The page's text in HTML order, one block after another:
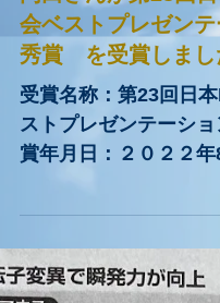
アソーム系は真核生物
つの代表的細胞内分
る。私は、オ...
内田さんが第23回
会ベストプレゼン
秀賞 を受賞しまし
受賞名称：第23回日本
ストプレゼンテーシ
うございます！ 第23
ベストプレゼンテー
https://www.rnaj.org/